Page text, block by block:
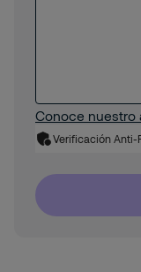
Conoce nuestro
Verificación Anti-